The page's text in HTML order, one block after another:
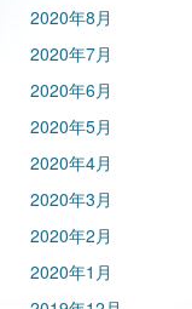
2020年8月
2020年7月
2020年6月
2020年5月
2020年4月
2020年3月
2020年2月
2020年1月